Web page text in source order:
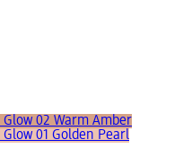
Glow 02 Warm Amber
01 Golden Pearl